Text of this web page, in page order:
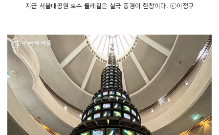
지금 서울대공원 호수 둘레길은 설국 풍경이 한창이다. ⓒ이정규